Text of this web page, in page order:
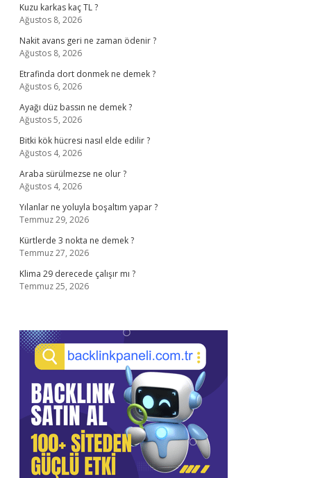
Kuzu karkas kaç TL ?
Ağustos 8, 2026
Nakit avans geri ne zaman ödenir ?
Ağustos 8, 2026
Etrafinda dort donmek ne demek ?
Ağustos 6, 2026
Ayağı düz bassın ne demek ?
Ağustos 5, 2026
Bitki kök hücresi nasıl elde edilir ?
Ağustos 4, 2026
Araba sürülmezse ne olur ?
Ağustos 4, 2026
Yılanlar ne yoluyla boşaltım yapar ?
Temmuz 29, 2026
Kürtlerde 3 nokta ne demek ?
Temmuz 27, 2026
Klima 29 derecede çalışır mı ?
Temmuz 25, 2026